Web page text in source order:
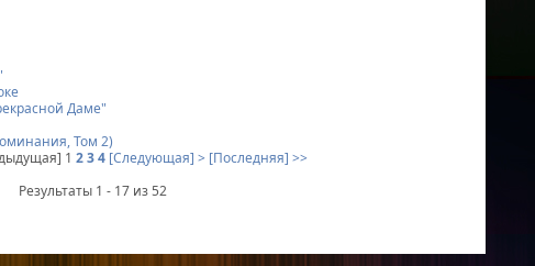
Даме"
Том 2)
1 2 3 4 [Следующая] > [Последняя] >>
Результаты 1 - 17 из 52